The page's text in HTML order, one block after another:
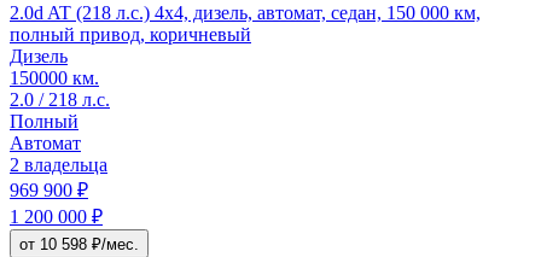
2.0d AT (218 л.с.) 4x4, дизель, автомат, седан, 150 000 км,
полный привод, коричневый
Дизель
150000 км.
2.0 / 218 л.с.
Полный
Автомат
2 владельца
969 900 ₽
1 200 000 ₽
от 10 598 ₽/мес.